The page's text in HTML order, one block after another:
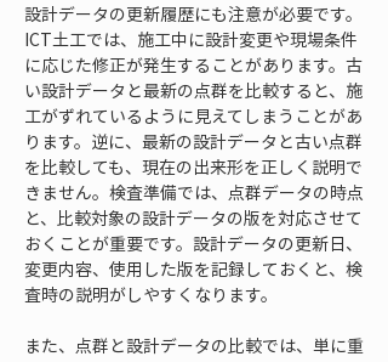
設計データの更新履歴にも注意が必要です。
ICT土工では、施工中に設計変更や現場条件
に応じた修正が発生することがあります。古
い設計データと最新の点群を比較すると、施
工がずれているように見えてしまうことがあ
ります。逆に、最新の設計データと古い点群
を比較しても、現在の出来形を正しく説明で
きません。検査準備では、点群データの時点
と、比較対象の設計データの版を対応させて
おくことが重要です。設計データの更新日、
変更内容、使用した版を記録しておくと、検
査時の説明がしやすくなります。
また、点群と設計データの比較では、単に重